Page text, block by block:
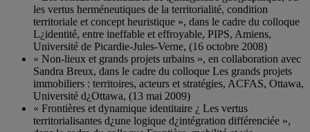
les vertus herméneutiques de la territorialité, condition
territoriale et concept heuristique », dans le cadre du colloque
L¿identité, entre ineffable et effroyable, PIPS, Amiens,
Université de Picardie-Jules-Verne, (16 octobre 2008)
« Non-lieux et grands projets urbains », en collaboration avec
Sandra Breux, dans le cadre du colloque Les grands projets
immobiliers : territoires, acteurs et stratégies, ACFAS, Ottawa,
Université d¿Ottawa, (13 mai 2009)
« Frontières et dynamique identitaire ¿ Les vertus
territorialisantes d¿une logique d¿intégration différenciée »,